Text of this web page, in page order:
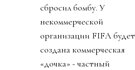
сбросил бомбу. У
некоммерческой
организации FIFA будет
создана коммерческая
«дочка» - частный